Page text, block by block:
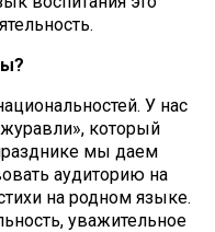
У нас
который
мы даем
аудиторию на
на родном языке.
уважительное